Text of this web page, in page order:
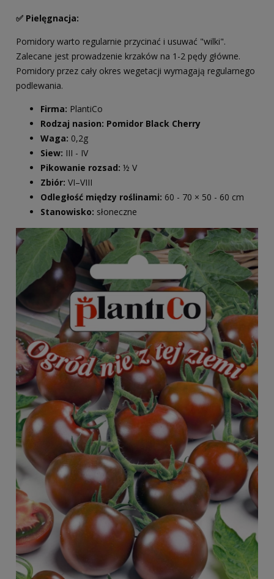
✅ Pielęgnacja:
Pomidory warto regularnie przycinać i usuwać "wilki".
Zalecane jest prowadzenie krzaków na 1-2 pędy główne.
Pomidory przez cały okres wegetacji wymagają regularnego
podlewania.
Firma: PlantiCo
Rodzaj nasion: Pomidor Black Cherry
Waga: 0,2g
Siew: III - IV
Pikowanie rozsad: ½ V
Zbiór: VI–VIII
Odległość między roślinami: 60 - 70 × 50 - 60 cm
Stanowisko: słoneczne